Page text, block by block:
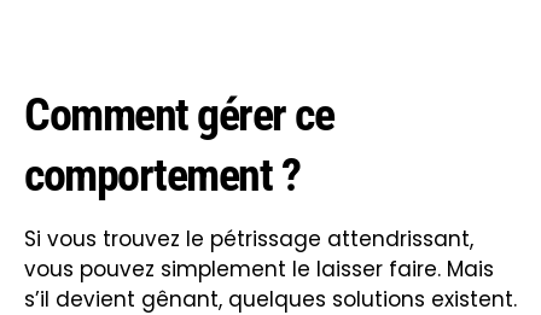
Comment gérer ce
comportement ?
Si vous trouvez le pétrissage attendrissant,
vous pouvez simplement le laisser faire. Mais
s’il devient gênant, quelques solutions existent.